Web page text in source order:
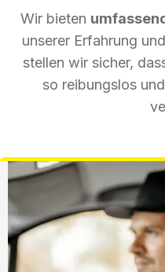
Wir bieten
unserer Erfahrung
stellen wir sicher,
so reibungslos